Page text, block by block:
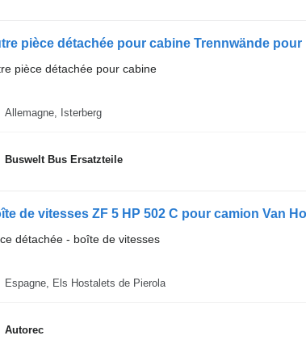
pièce détachée pour cabine Trennwände
pièce détachée pour cabine
Allemagne, Isterberg
Buswelt Bus Ersatzteile
de vitesses ZF 5 HP 502 C pour camion Van
détachée - boîte de vitesses
Espagne, Els Hostalets de Pierola
Autorec